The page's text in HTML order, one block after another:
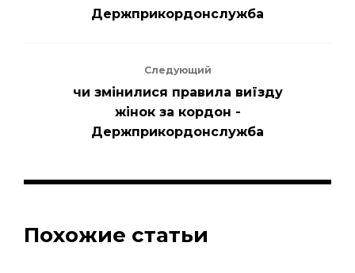
Держприкордонслужба
Следующий
чи змінилися правила виїзду
жінок за кордон -
Держприкордонслужба
Похожие статьи